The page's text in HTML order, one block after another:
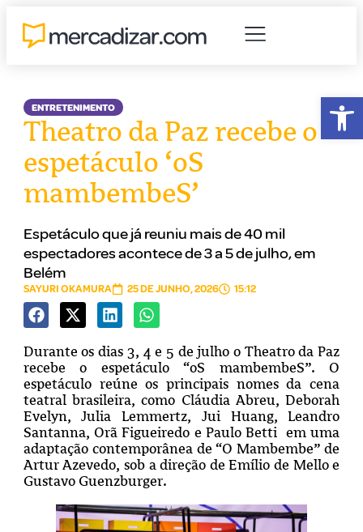
ENTRETENIMENTO
Theatro da Paz recebe o
espetáculo ‘oS
mambembeS’
Espetáculo que já reuniu mais de 40 mil
espectadores acontece de 3 a 5 de julho, em
Belém
SAYURI OKAMURA 25 DE JUNHO, 2026 15:12
Durante os dias 3, 4 e 5 de julho o Theatro da Paz
recebe o espetáculo “oS mambembeS”. O
espetáculo reúne os principais nomes da cena
teatral brasileira, como Cláudia Abreu, Deborah
Evelyn, Julia Lemmertz, Jui Huang, Leandro
Santanna, Orã Figueiredo e Paulo Betti em uma
adaptação contemporânea de “O Mambembe” de
Artur Azevedo, sob a direção de Emílio de Mello e
Gustavo Guenzburger.